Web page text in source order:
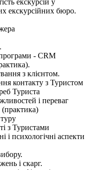
екскурсійних бюро.
- CRM
з клієнтом.
контакту з Туристом
Туриста
і переваг
(практика)
з Туристами
і психологічні аспекти
і скарг.